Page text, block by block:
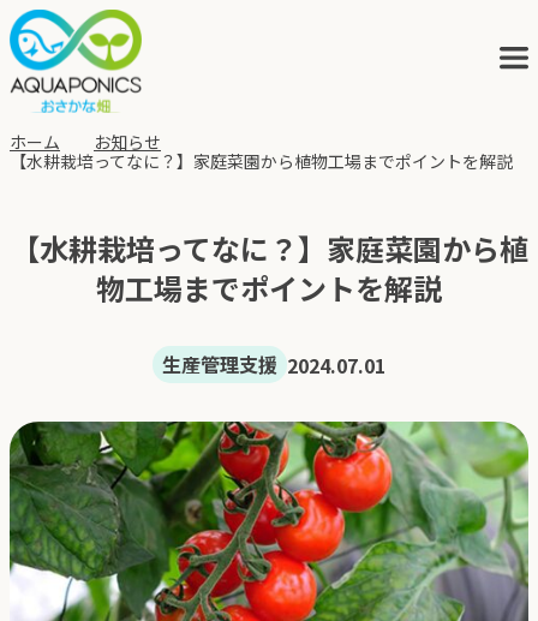
サービス
会社概要
アクポニの歩み
採用
ホーム
お知らせ
【水耕栽培ってなに？】家庭菜園から植物工場までポイントを解説
【水耕栽培ってなに？】家庭菜園から植
物工場までポイントを解説
生産管理支援 2024.07.01